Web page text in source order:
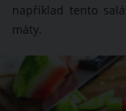
například tento
máty.